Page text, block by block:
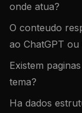
onde atua?
O conteudo
ao ChatGPT ou
Existem
tema?
Ha dados